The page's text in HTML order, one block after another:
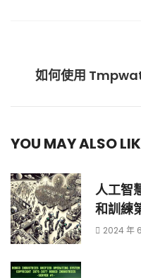
如何使用
YOU MAY ALSO
人工智
和訓練
2024 年